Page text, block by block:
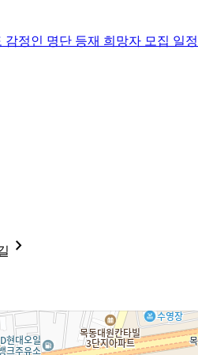
감정인 명단 등재 희망자 모집 일
navigate_next